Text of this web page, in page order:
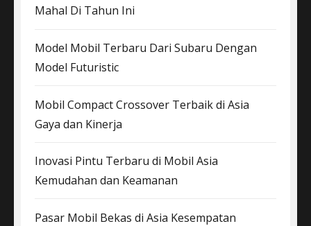
Mahal Di Tahun Ini
Model Mobil Terbaru Dari Subaru Dengan
Model Futuristic
Mobil Compact Crossover Terbaik di Asia
Gaya dan Kinerja
Inovasi Pintu Terbaru di Mobil Asia
Kemudahan dan Keamanan
Pasar Mobil Bekas di Asia Kesempatan